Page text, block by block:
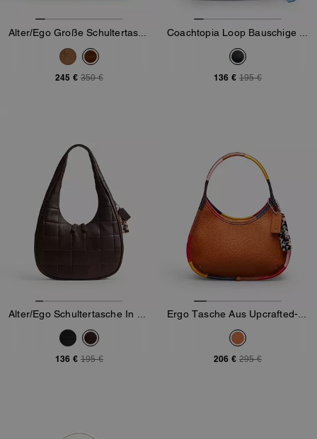
245 € 350 € 136 € 195 €
Alter/Ego Schultertasche In Halbmondform Aus Upcrafted Leather Im Schachbrettmuster
136 € 195 €
Ergo Tasche Aus Upcrafted-Leder Mit Farbenfroher Einfassung
206 € 295 €